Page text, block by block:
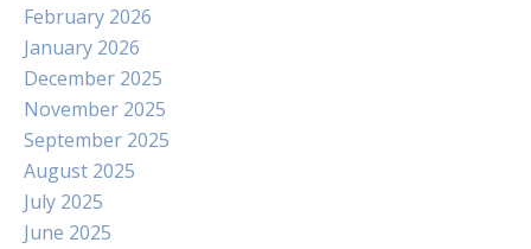
February 2026
January 2026
December 2025
November 2025
September 2025
August 2025
July 2025
June 2025